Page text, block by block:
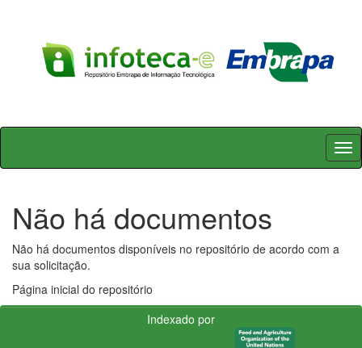
Skip
Não há documentos
Não há documentos disponíveis no repositório de acordo com a
sua solicitação.
Página inicial do repositório
Indexado por